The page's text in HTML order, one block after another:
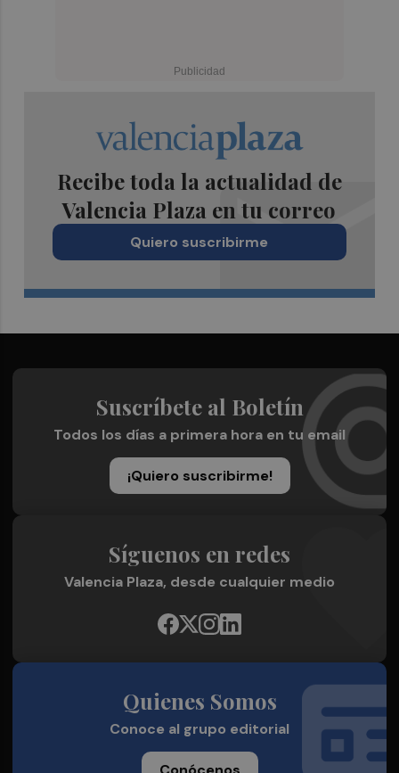
Recibe toda la actualidad de
Valencia Plaza en tu correo
Quiero suscribirme
Suscríbete al Boletín
Todos los días a primera hora en tu email
¡Quiero suscribirme!
Síguenos en redes
Valencia Plaza, desde cualquier medio
Quienes Somos
Conoce al grupo editorial